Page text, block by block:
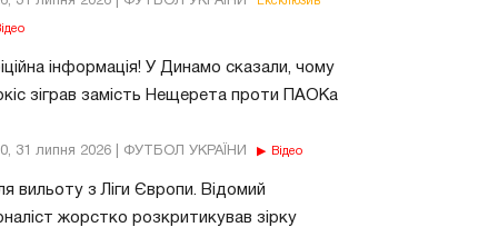
інформація! У Динамо сказали, чому
зіграв замість Нещерета проти ПАОКа
31 липня 2026 | ФУТБОЛ УКРАЇНИ Відео
вильоту з Ліги Європи. Відомий
жорстко розкритикував зірку